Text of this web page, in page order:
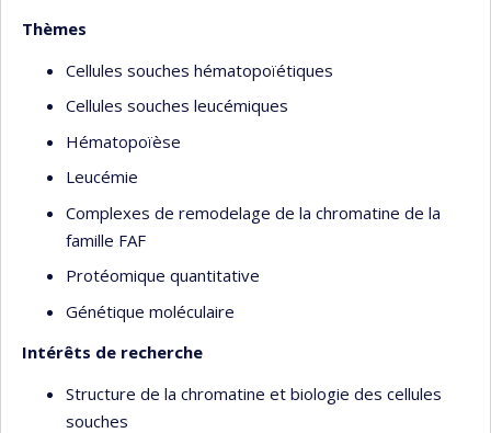
Thèmes
Cellules souches hématopoïétiques
Cellules souches leucémiques
Hématopoïèse
Leucémie
Complexes de remodelage de la chromatine de la
famille FAF
Protéomique quantitative
Génétique moléculaire
Intérêts de recherche
Structure de la chromatine et biologie des cellules
souches